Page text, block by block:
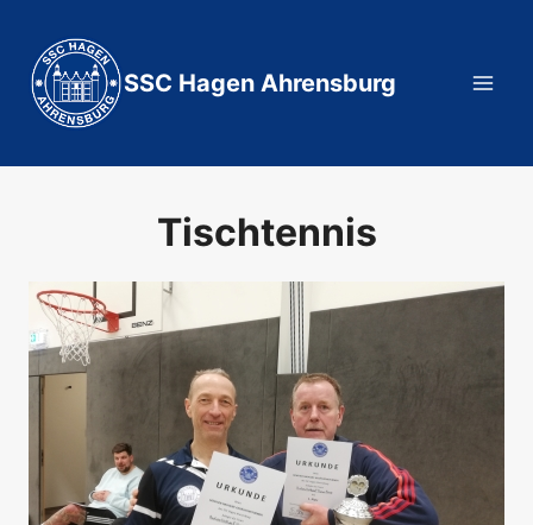
Inhalt
springen
SSC Hagen Ahrensburg
Tischtennis